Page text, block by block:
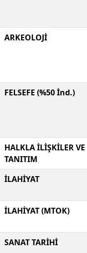
Sütçü İmam
Sütçü İmam
Üniversitesi
Mehmetbey
Üniversitesi
ARKEOLOJİ
FELSEFE (%50 İnd.)
HALKLA İLİŞKİLER VE
TANITIM
İLAHİYAT
İLAHİYAT (MTOK)
SANAT TARİHİ